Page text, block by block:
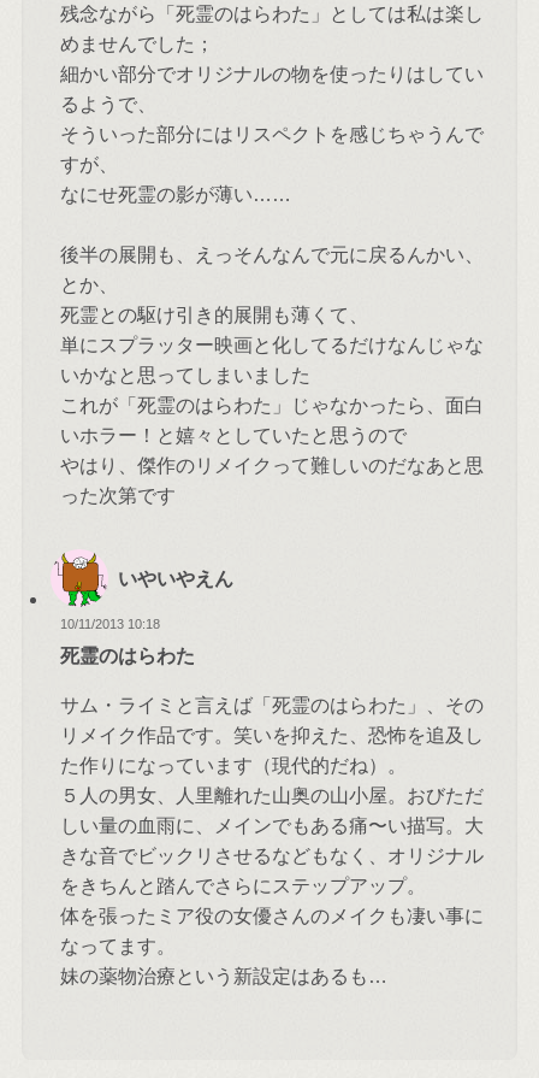
残念ながら「死霊のはらわた」としては私は楽し
めませんでした；
細かい部分でオリジナルの物を使ったりはしてい
るようで、
そういった部分にはリスペクトを感じちゃうんで
すが、
なにせ死霊の影が薄い……
後半の展開も、えっそんなんで元に戻るんかい、
とか、
死霊との駆け引き的展開も薄くて、
単にスプラッター映画と化してるだけなんじゃな
いかなと思ってしまいました
これが「死霊のはらわた」じゃなかったら、面白
いホラー！と嬉々としていたと思うので
やはり、傑作のリメイクって難しいのだなあと思
った次第です
いやいやえん
10/11/2013 10:18
死霊のはらわた
サム・ライミと言えば「死霊のはらわた」、その
リメイク作品です。笑いを抑えた、恐怖を追及し
た作りになっています（現代的だね）。
５人の男女、人里離れた山奥の山小屋。おびただ
しい量の血雨に、メインでもある痛〜い描写。大
きな音でビックリさせるなどもなく、オリジナル
をきちんと踏んでさらにステップアップ。
体を張ったミア役の女優さんのメイクも凄い事に
なってます。
妹の薬物治療という新設定はあるも…